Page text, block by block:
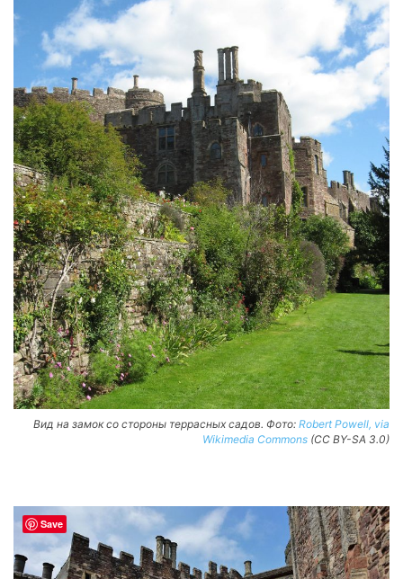
Вид на замок со стороны террасных садов. Фото: Robert Powell, via
Wikimedia Commons (CC BY-SA 3.0)
Save